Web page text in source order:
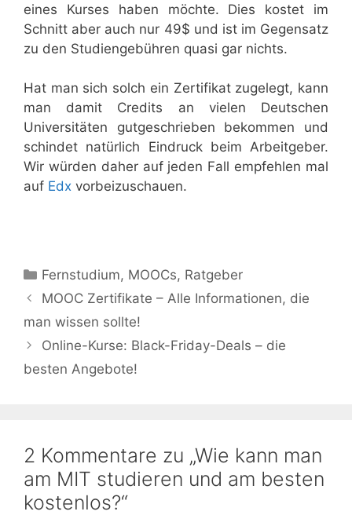
eines Kurses haben möchte. Dies kostet im
Schnitt aber auch nur 49$ und ist im Gegensatz
zu den Studiengebühren quasi gar nichts.
Hat man sich solch ein Zertifikat zugelegt, kann
man damit Credits an vielen Deutschen
Universitäten gutgeschrieben bekommen und
schindet natürlich Eindruck beim Arbeitgeber.
Wir würden daher auf jeden Fall empfehlen mal
auf Edx vorbeizuschauen.
Kategorien
Fernstudium, MOOCs, Ratgeber
MOOC Zertifikate – Alle Informationen, die
man wissen sollte!
Online-Kurse: Black-Friday-Deals – die
besten Angebote!
2 Kommentare zu „Wie kann man
am MIT studieren und am besten
kostenlos?“